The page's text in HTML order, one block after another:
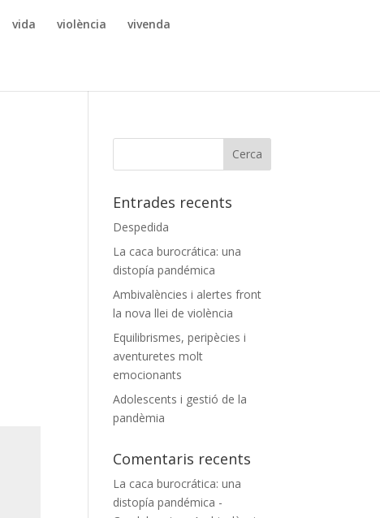
vida violència vivenda
Entrades recents
Despedida
La caca burocrática: una
distopía pandémica
Ambivalències i alertes front
la nova llei de violència
Equilibrismes, peripècies i
aventuretes molt
emocionants
Adolescents i gestió de la
pandèmia
Comentaris recents
La caca burocrática: una
distopía pandémica -